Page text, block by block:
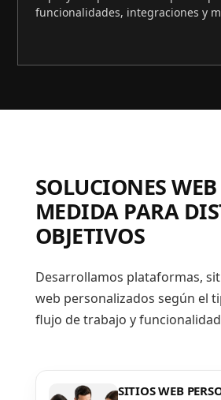
funcionalidades, integraciones y
SOLUCIONES
MEDIDA PARA
OBJETIVOS
Desarrollamos plataformas,
web personalizados según el
flujo de trabajo y
SITIOS WEB